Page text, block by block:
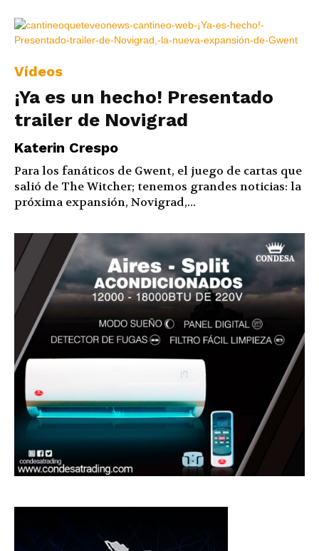
Vídeos
¡Ya es un hecho! Presentado
trailer de Novigrad
Katerin Crespo
Para los fanáticos de Gwent, el juego de cartas que
salió de The Witcher; tenemos grandes noticias: la
próxima expansión, Novigrad,...